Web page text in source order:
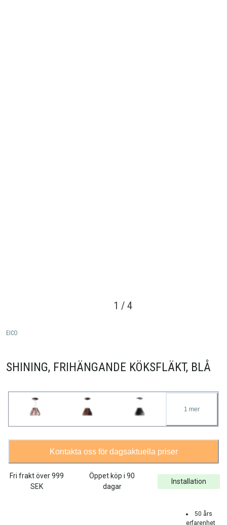
1 / 4
EICO
SHINING, FRIHÄNGANDE KÖKSFLÄKT, BLÅ
1 mer
Kontakta oss för dagsaktuella priser
Fri frakt över999
SEK
Öppet köp i 90
dagar
Installation
50 års
erfarenhet